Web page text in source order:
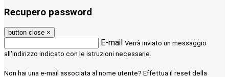
Recupero password
button close ×
E-mail Verrà inviato un messaggio
all'indirizzo indicato con le istruzioni necessarie.
Non hai una e-mail associata al nome utente? Effettua il reset della